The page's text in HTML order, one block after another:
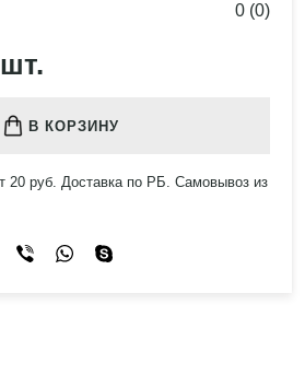
0 (0)
В КОРЗИНУ
20 руб. Доставка по РБ. Самовывоз из